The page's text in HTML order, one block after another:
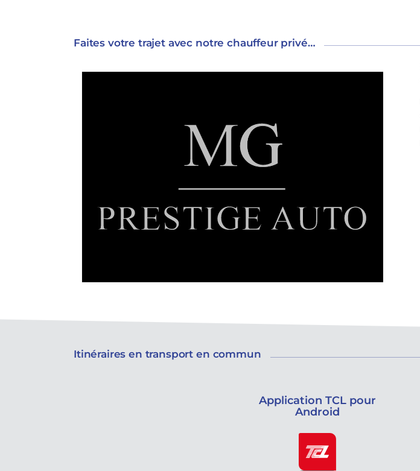
Faites votre trajet avec notre chauffeur privé…
Itinéraires en transport en commun
Application TCL pour
Android